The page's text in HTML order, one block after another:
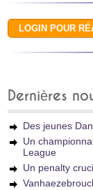
Dernières
Des jeunes
Un
League
Un penalty